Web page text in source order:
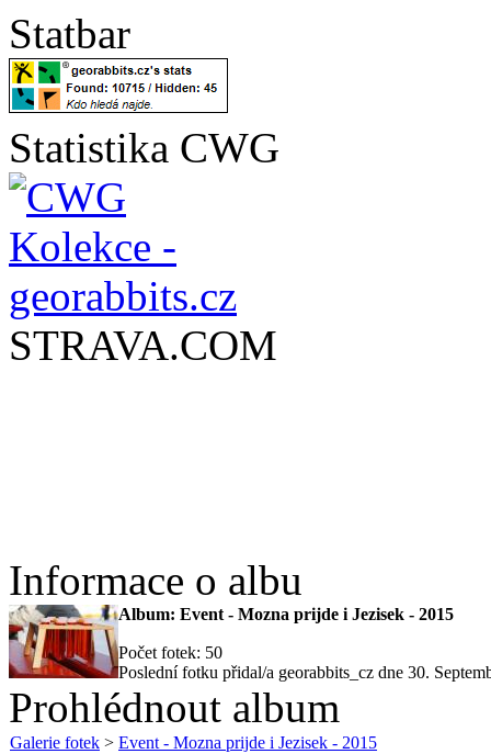
Statbar
Statistika CWG
STRAVA.COM
Informace o albu
Album: Event - Mozna prijde i Jezisek - 2015
Počet fotek: 50
Poslední fotku přidal/a georabbits_cz dne 30.
Prohlédnout album
Galerie fotek > Event - Mozna prijde i Jezisek - 2015